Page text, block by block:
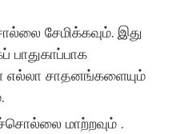
சேமிக்கவும். இது
எல்லா சாதனங்களையும்
மாற்றவும் .